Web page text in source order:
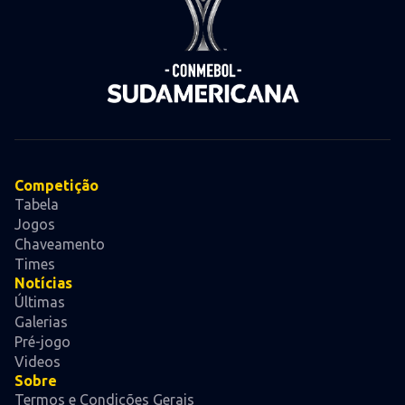
Competição
Tabela
Jogos
Chaveamento
Times
Notícias
Últimas
Galerias
Pré-jogo
Videos
Sobre
Termos e Condições Gerais